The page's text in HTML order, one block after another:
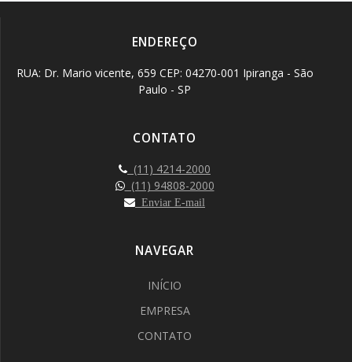
ENDEREÇO
RUA: Dr. Mario vicente, 659 CEP: 04270-001 Ipiranga - São
Paulo - SP
CONTATO
(11) 4214-2000
(11) 94808-2000
Enviar E-mail
NAVEGAR
INÍCIO
EMPRESA
CONTATO